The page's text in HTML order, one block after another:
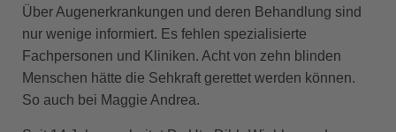
Über Augenerkrankungen und deren Behandlung sind
nur wenige informiert. Es fehlen spezialisierte
Fachpersonen und Kliniken. Acht von zehn blinden
Menschen hätte die Sehkraft gerettet werden können.
So auch bei Maggie Andrea.